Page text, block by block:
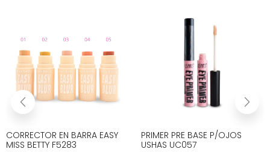
CORRECTOR EN BARRA EASY
MISS BETTY F5283
PRIMER PRE BASE P/OJOS
USHAS UC057